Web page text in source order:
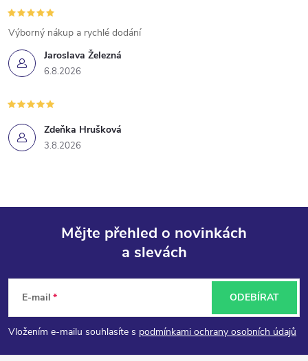
Jaroslava Železná
6.8.2026
Výborný nákup a rychlé dodání
Zdeňka Hrušková
3.8.2026
p
Mějte přehled o novinkách
a slevách
E-mail
Vložením e-mailu souhlasíte s podmínkami ochrany osobních údajů
ODEBÍRAT